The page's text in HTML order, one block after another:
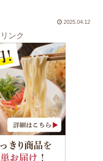
2025.04.12
ンク